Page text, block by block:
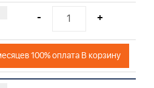
- +
100% оплата В корзину